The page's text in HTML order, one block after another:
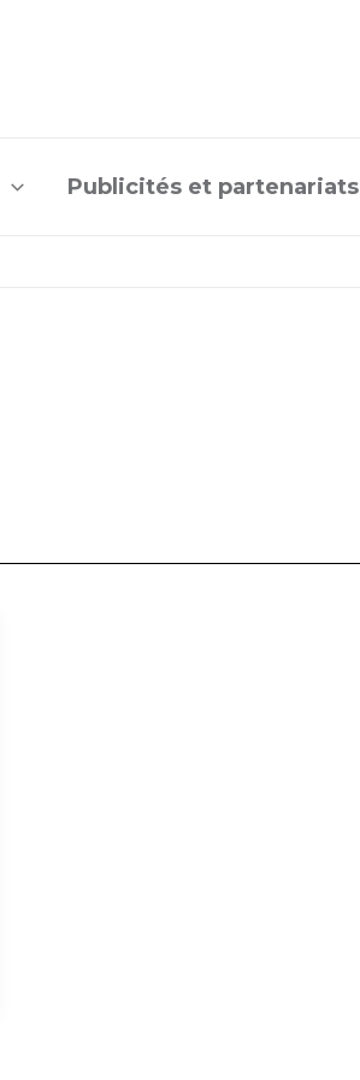
Publicités et partenariats